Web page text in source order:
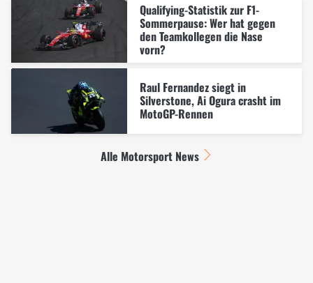
Qualifying-Statistik zur F1-
Sommerpause: Wer hat gegen
den Teamkollegen die Nase
vorn?
Raul Fernandez siegt in
Silverstone, Ai Ogura crasht im
MotoGP-Rennen
Alle Motorsport News